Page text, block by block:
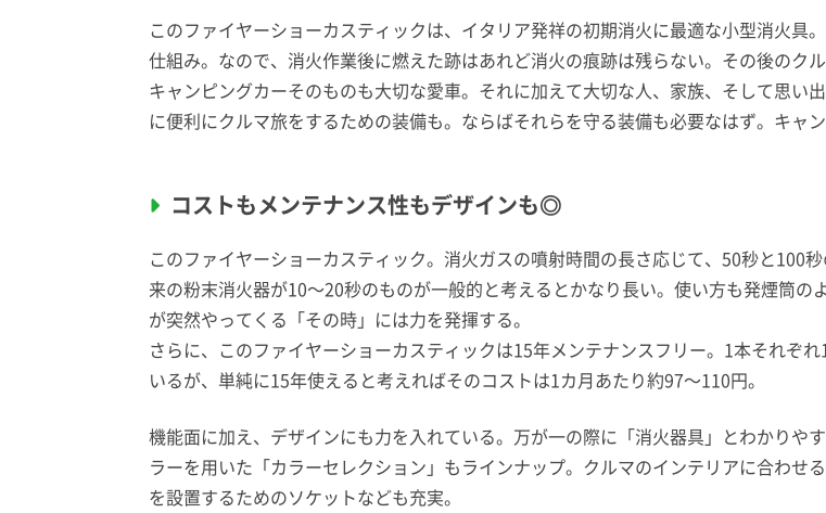
このファイヤーショーカスティックは、イタリア発祥の初期消火に最適な小型消火具
仕組み。なので、消火作業後に燃えた跡はあれど消火の痕跡は残らない。その後のク
キャンピングカーそのものも大切な愛車。それに加えて大切な人、家族、そして思
に便利にクルマ旅をするための装備も。ならばそれらを守る装備も必要なはず。キャ
コストもメンテナンス性もデザインも◎
このファイヤーショーカスティック。消火ガスの噴射時間の長さ応じて、50秒と100
来の粉末消火器が10〜20秒のものが一般的と考えるとかなり長い。使い方も発煙筒
が突然やってくる「その時」には力を発揮する。
さらに、このファイヤーショーカスティックは15年メンテナンスフリー。1本それぞ
いるが、単純に15年使えると考えればそのコストは1カ月あたり約97〜110円。
機能面に加え、デザインにも力を入れている。万が一の際に「消火器具」とわかりや
ラーを用いた「カラーセレクション」もラインナップ。クルマのインテリアに合わせ
を設置するためのソケットなども充実。